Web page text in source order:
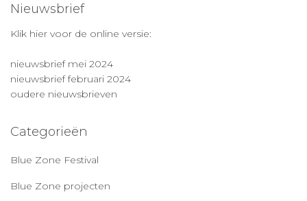
Nieuwsbrief
Klik hier voor de online versie:
nieuwsbrief mei 2024
nieuwsbrief februari 2024
oudere nieuwsbrieven
Categorieën
Blue Zone Festival
Blue Zone projecten